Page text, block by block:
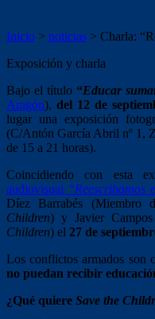
Inicio > noticias > Charla:
Exposición y charla
Bajo el título “Educar
Aragón),del 12 de
lugar una exposición
(C/Antón García Abril nº 1,
de 15 a 21 horas).
Coincidiendo con esta
audiovisual “Reescribamos
Díez Barrabés (Miembro
Children) y Javier
Children) el 27 de
Los conflictos armados son
no puedan recibir
¿Qué quiere Save the